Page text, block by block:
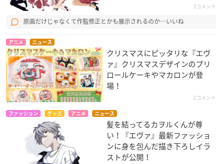
12月25日(金)より全国の劇場(一部除く)にて
『#シン・エヴァンゲリオン劇場版』
🎁本予告公開
🎂宇多田ヒカル「One Last Kiss」一部初公開
🎅総作画監督／錦織敦史さんによる劇場用ポスター公開
であと 29日
🎄𝐌𝐞𝐫𝐫𝐲𝐗𝐦𝐚𝐬🎄
pic.twitter.com/XxRQV75nIQ
エヴァンゲリオン 公式 (@evangelion_co)December 25,
2020
3コメント
原画だけじゃなくて作監修正とかも展示されるのか…いいね
アニメ ニュース
クリスマスにピッタリな『エヴ
ァ』クリスマスデザインのプリ
ロールケーキやマカロンが登
場！
2コメント
ファッション グッズ アニメ ニュース
髪を結ってるカヲルくんが尊
い！『エヴァ』最新ファッショ
ンに身を包んだ描き下ろしイラ
ストが公開！